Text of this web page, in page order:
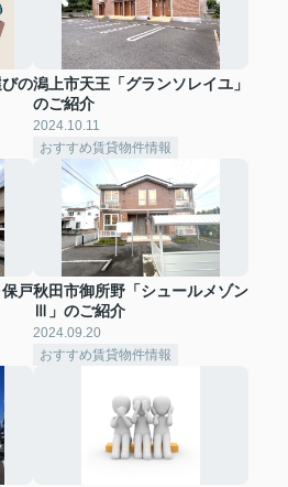
の潟上市天王「グランソレイユ」
のご紹介
2024.10.11
おすすめ賃貸物件情報
戸秋田市御所野「シュールメゾン
Ⅲ」のご紹介
2024.09.20
おすすめ賃貸物件情報